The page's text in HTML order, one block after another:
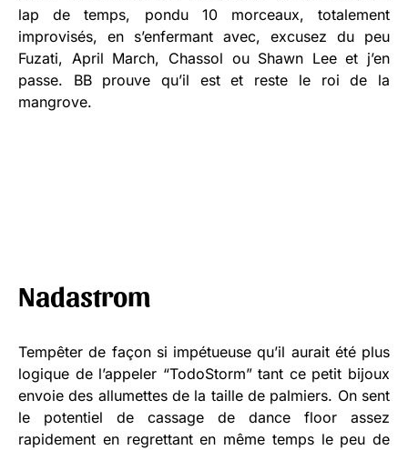
lap de temps, pondu 10 morceaux, totalement
improvisés, en s’enfermant avec, excusez du peu
Fuzati, April March, Chassol ou Shawn Lee et j’en
passe. BB prouve qu’il est et reste le roi de la
mangrove.
Nadastrom
Tempêter de façon si impétueuse qu’il aurait été plus
logique de l’appeler “TodoStorm” tant ce petit bijoux
envoie des allumettes de la taille de palmiers. On sent
le potentiel de cassage de dance floor assez
rapidement en regrettant en même temps le peu de